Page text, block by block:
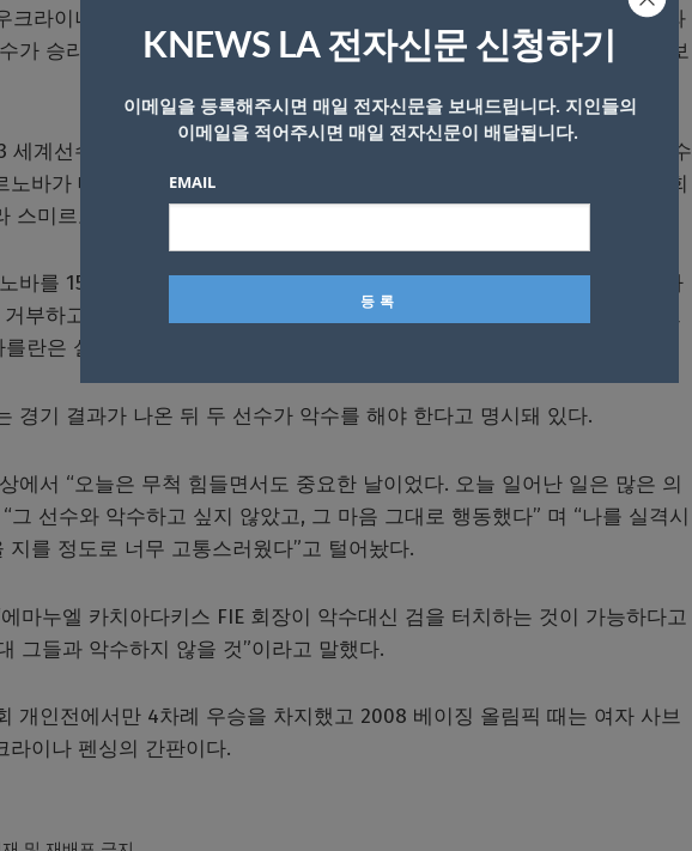
크라이나 전쟁 발발 이후 펜싱 세계선수권대회에서 처음으로 우크라이나와
가 승리했지만 러시아 선수의 악수 요청을 거부해 실격 처리를 당했다고 보
세계선수권대회’ 여자 사브르 64강전에서는 우크라이나의 올하 하를란 선수
바가 대결을 펼쳤다. 러시아는 우크라이나 침공으로 각종 국제스포츠대회
스미르노바는 중립국 소속의 개인 자격으로 출전했다.
바를 15대 7로 꺾었다. 경기를 마친 뒤 스미르노바가 하를란 쪽으로 다가가
부하고 고개를 저으며 자신의 세이버(펜싱용 검)을 내밀었다. 이에 스미르
란은 실격처리 됐다.
경기 결과가 나온 뒤 두 선수가 악수를 해야 한다고 명시돼 있다.
에서 “오늘은 무척 힘들면서도 중요한 날이었다. 오늘 일어난 일은 많은 의
그 선수와 악수하고 싶지 않았고, 그 마음 그대로 행동했다” 며 “나를 실격시
를 정도로 너무 고통스러웠다”고 털어놨다.
마누엘 카치아다키스 FIE 회장이 악수대신 검을 터치하는 것이 가능하다고
그들과 악수하지 않을 것”이라고 말했다.
개인전에서만 4차례 우승을 차지했고 2008 베이징 올림픽 때는 여자 사브
라이나 펜싱의 간판이다.
KNEWS LA 전자신문 신청하기
이메일을 등록해주시면 매일 전자신문을 보내드립니다. 지인들의
이메일을 적어주시면 매일 전자신문이 배달됩니다.
EMAIL